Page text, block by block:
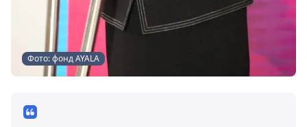
Фото: фонд AYALA